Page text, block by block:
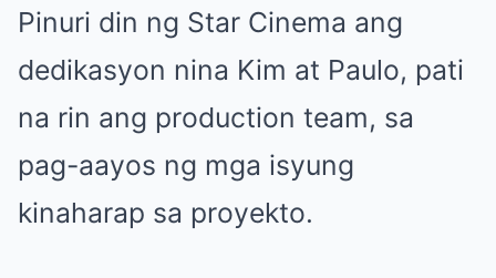
Pinuri din ng Star Cinema ang
dedikasyon nina Kim at Paulo, pati
na rin ang production team, sa
pag-aayos ng mga isyung
kinaharap sa proyekto.